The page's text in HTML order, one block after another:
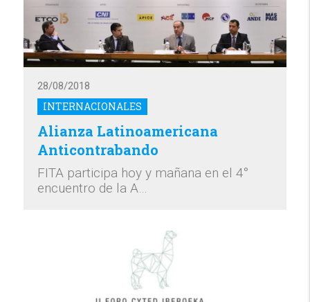
INTERNACIONALES
28/08/2018
Alianza Latinoamericana
Anticontrabando
FITA participa hoy y mañana en el 4°
encuentro de la A…